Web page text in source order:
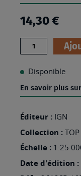
14,30 €
Quantité
Disponible
En savoir plus
Éditeur : IGN
Collection : TOP
Échelle : 1:25
Date d'édition :